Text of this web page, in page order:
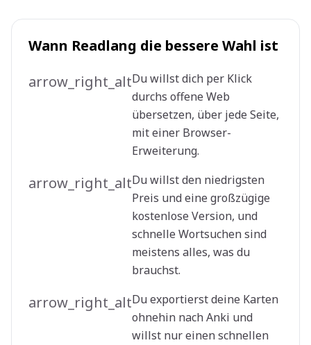
Wann Readlang die bessere Wahl ist
arrow_right_altDu willst dich per Klick
durchs offene Web
übersetzen, über jede Seite,
mit einer Browser-
Erweiterung.
arrow_right_altDu willst den niedrigsten
Preis und eine großzügige
kostenlose Version, und
schnelle Wortsuchen sind
meistens alles, was du
brauchst.
arrow_right_altDu exportierst deine Karten
ohnehin nach Anki und
willst nur einen schnellen